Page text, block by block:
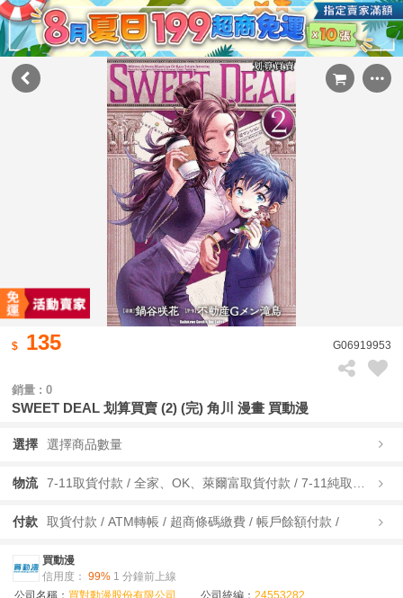
135 G06919953
銷量 : 0
SWEET DEAL 划算買賣 (2) (完) 角川 漫畫 買動漫
選擇 選擇商品數量
物流
付款 取貨付款 / ATM轉帳 / 超商條碼繳費 / 帳戶餘額付款 /
買動漫
信用度： 99% 1 分鐘前上線
公司名稱： 買對動漫股份有限公司 公司統編： 24553282